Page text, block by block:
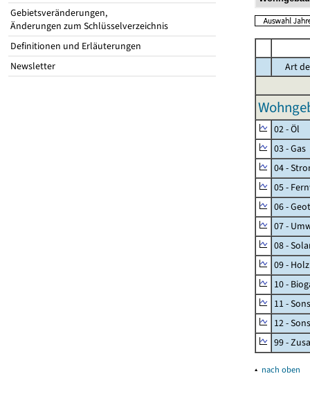
Gebietsveränderungen,
Änderungen zum Schlüsselverzeichnis
Definitionen und Erläuterungen
Newsletter
Art
02 - Öl
03 - Gas
04 -
05 -
06 -
07 -
08 -
09 - Holz
10 -
11 -
12 -
99 -
▴ nach oben